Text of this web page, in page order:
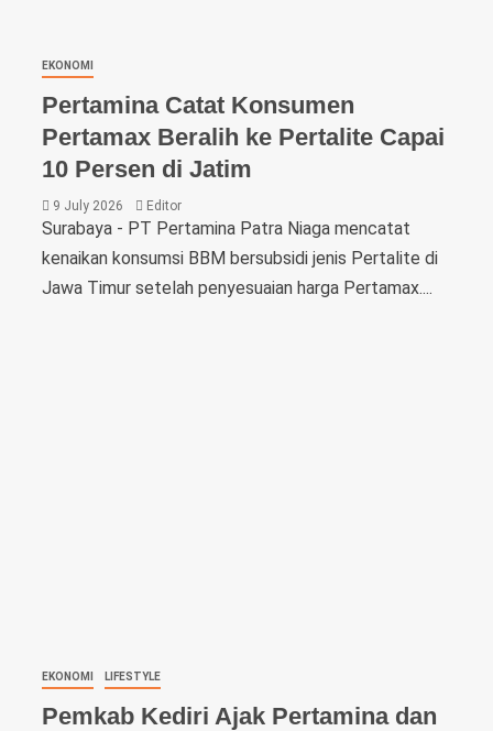
EKONOMI
Pertamina Catat Konsumen
Pertamax Beralih ke Pertalite Capai
10 Persen di Jatim
9 July 2026 Editor
Surabaya - PT Pertamina Patra Niaga mencatat
kenaikan konsumsi BBM bersubsidi jenis Pertalite di
Jawa Timur setelah penyesuaian harga Pertamax....
EKONOMI LIFESTYLE
Pemkab Kediri Ajak Pertamina dan